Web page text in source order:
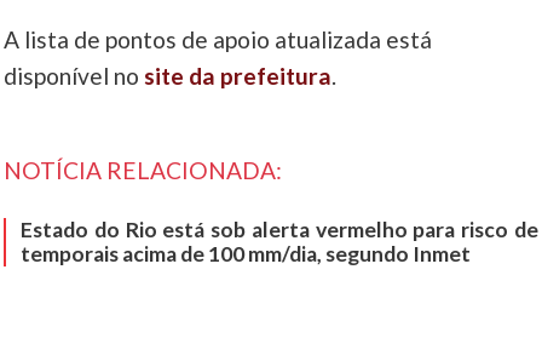
A lista de pontos de apoio atualizada está
disponível nosite da prefeitura.
NOTÍCIA RELACIONADA:
Estado do Rio está sob alerta vermelho para risco de
temporais acima de 100 mm/dia, segundo Inmet